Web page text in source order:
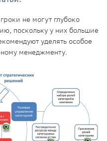
не могут глубоко
поскольку у них большие
уделять особое
менеджменту.